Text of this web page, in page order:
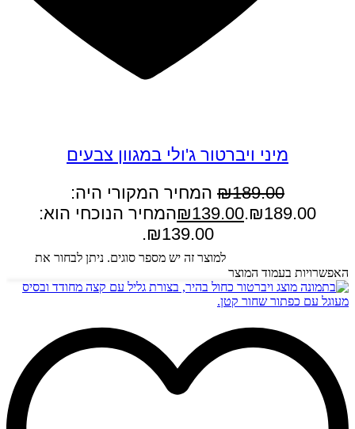
מיני ויברטור ג'ולי במגוון צבעים
₪189.00
המחיר המקורי היה:
₪189.00.
₪139.00
המחיר הנוכחי הוא:
₪139.00.
למוצר זה יש מספר סוגים. ניתן לבחור את
האפשרויות בעמוד המוצר